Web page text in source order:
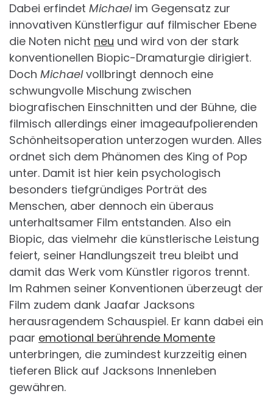
Dabei erfindet Michaelim Gegensatz zur
innovativen Künstlerfigur auf filmischer Ebene
die Noten nicht neu und wird von der stark
konventionellen Biopic-Dramaturgie dirigiert.
Doch Michaelvollbringt dennoch eine
schwungvolle Mischung zwischen
biografischen Einschnitten und der Bühne, die
filmisch allerdings einer imageaufpolierenden
Schönheitsoperation unterzogen wurden. Alles
ordnet sich dem Phänomen des King of Pop
unter. Damit ist hier kein psychologisch
besonders tiefgründiges Porträt des
Menschen, aber dennoch ein überaus
unterhaltsamer Film entstanden. Also ein
Biopic, das vielmehr die künstlerische Leistung
feiert, seiner Handlungszeit treu bleibt und
damit das Werk vom Künstler rigoros trennt.
Im Rahmen seiner Konventionen überzeugt der
Film zudem dank Jaafar Jacksons
herausragendem Schauspiel. Er kann dabei ein
paar emotional berührende Momente
unterbringen, die zumindest kurzzeitig einen
tieferen Blick auf Jacksons Innenleben
gewähren.